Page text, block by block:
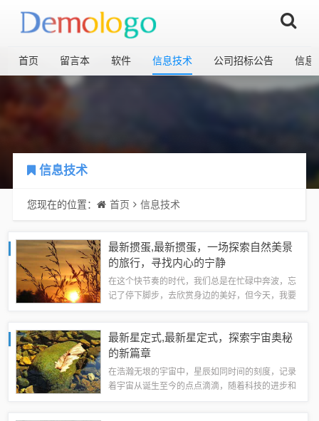
首页 留言本 软件 信息技术 公司招标公告 信息
信息技术
您现在的位置： 首页 信息技术
最新掼蛋,最新掼蛋，一场探索自然美景
的旅行，寻找内心的宁静
在这个快节奏的时代，我们总是在忙碌中奔波，忘
记了停下脚步，去欣赏身边的美好，但今天，我要
平静。启程：放下手机，拥抱自然让我们从放...
最新星定式,最新星定式，探索宇宙奥秘
的新篇章
在浩瀚无垠的宇宙中，星辰如同时间的刻度，记录
着宇宙从诞生至今的点点滴滴，随着科技的进步和